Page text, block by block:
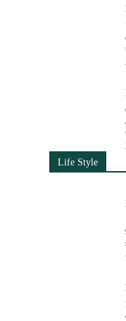
Life Style